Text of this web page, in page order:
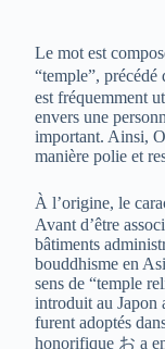
Le mot est
“temple”,
est fréquemment
envers une
important. Ainsi,
manière polie et
À l’origine, le
Avant d’être
bâtiments
bouddhisme en
sens de “temple
introduit au Japon
furent adoptés
honorifique お a